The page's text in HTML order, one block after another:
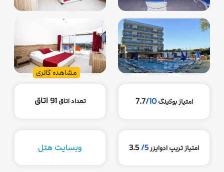
مشاهده گالری
امتیاز بوکینگ 7.7/10 تعداد اتاق91 اتاق
امتیاز تریپ ادوایزر5/ وبسایت هتل